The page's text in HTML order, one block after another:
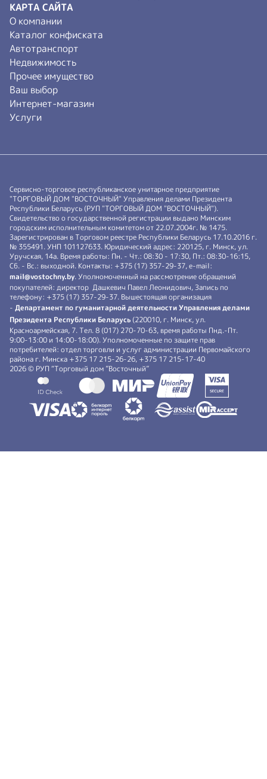
КАРТА САЙТА
О компании
Каталог конфиската
Автотранспорт
Недвижимость
Прочее имущество
Ваш выбор
Интернет-магазин
Услуги
Сервисно-торговое республиканское унитарное предприятие
"ТОРГОВЫЙ ДОМ "ВОСТОЧНЫЙ" Управления делами Президента
Республики Беларусь (РУП "ТОРГОВЫЙ ДОМ "ВОСТОЧНЫЙ").
Свидетельство о государственной регистрации выдано Минским
городским исполнительным комитетом от 22.07.2004г. № 1475.
Зарегистрирован в Торговом реестре Республики Беларусь 17.10.2016 г.
№ 355491. УНП 101127633. Юридический адрес: 220125, г. Минск, ул.
Уручская, 14а. Время работы: Пн. - Чт.: 08:30 - 17:30, Пт.: 08:30-16:15,
Сб. - Вс.: выходной. Контакты: +375 (17) 357-29-37, e-mail:
mail@vostochny.by. Уполномоченный на рассмотрение обращений
покупателей: директор Дашкевич Павел Леонидович, Запись по
телефону: +375 (17) 357-29-37. Вышестоящая организация
- Департамент по гуманитарной деятельности Управления делами
Президента Республики Беларусь (220010, г. Минск, ул.
Красноармейская, 7. Тел. 8 (017) 270-70-63, время работы Пнд.-Пт.
9:00-13:00 и 14:00-18:00). Уполномоченные по защите прав
потребителей: отдел торговли и услуг администрации Первомайского
района г. Минска +375 17 215-26-26, +375 17 215-17-40
2026 © РУП “Торговый дом ”Восточный”